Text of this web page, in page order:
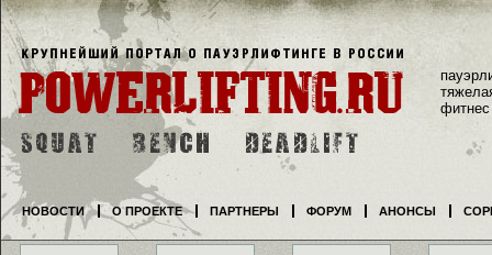
фитнес
НОВОСТИ О ПРОЕКТЕ ПАРТНЕРЫ ФОРУМ АНОНСЫ